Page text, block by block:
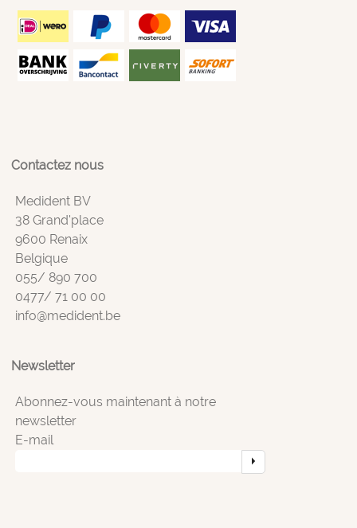
Contactez nous
Medident BV
38 Grand'place
9600 Renaix
Belgique
055/ 890 700
0477/ 71 00 00
info@medident.be
Newsletter
Abonnez-vous maintenant à notre
newsletter
E-mail